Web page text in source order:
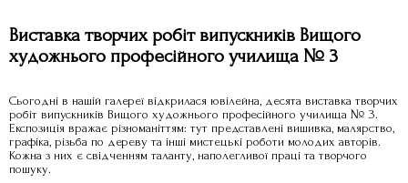
Виставка творчих робіт випускників Вищого
художнього професійного училища № 3
Сьогодні в нашій галереї відкрилася ювілейна, десята виставка творчих
робіт випускників Вищого художнього професійного училища № 3.
Експозиція вражає різноманіттям: тут представлені вишивка, малярство,
графіка, різьба по дереву та інші мистецькі роботи молодих авторів.
Кожна з них є свідченням таланту, наполегливої праці та творчого
пошуку.